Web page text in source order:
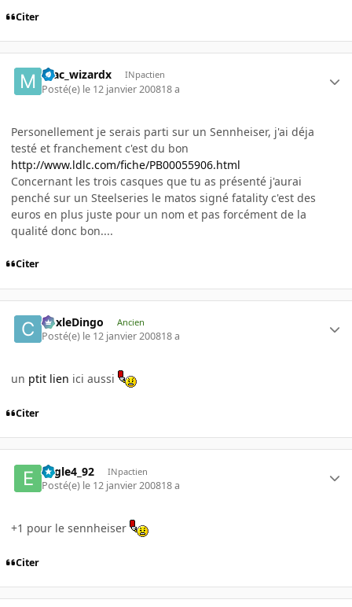
Citer
mac_wizardx INpactien
Posté(e) le 12 janvier 200818 a
Personellement je serais parti sur un Sennheiser, j'ai déja
testé et franchement c'est du bon
http://www.ldlc.com/fiche/PB00055906.html
Concernant les trois casques que tu as présenté j'aurai
penché sur un Steelseries le matos signé fatality c'est des
euros en plus juste pour un nom et pas forcément de la
qualité donc bon....
Citer
CoxleDingo Ancien
Posté(e) le 12 janvier 200818 a
un ptit lien ici aussi
Citer
Eagle4_92 INpactien
Posté(e) le 12 janvier 200818 a
+1 pour le sennheiser
Citer